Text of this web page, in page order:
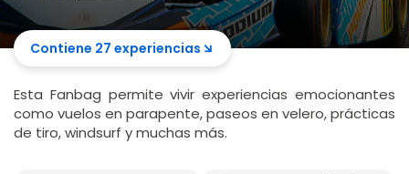
Contiene 27 experiencias
Esta Fanbag permite vivir experiencias emocionantes
como vuelos en parapente, paseos en velero, prácticas
de tiro, windsurf y muchas más.